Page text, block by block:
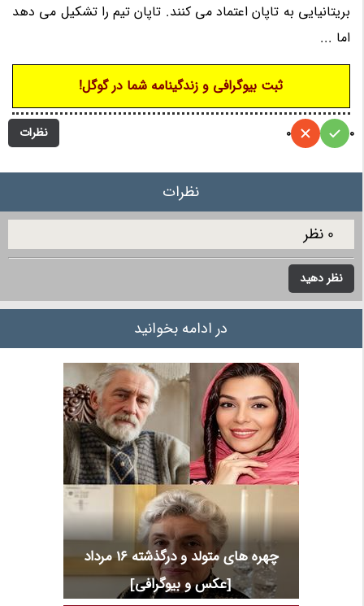
بریتانیایی به تاپان اعتماد می کنند. تاپان تیم را تشکیل می دهد
اما ...
ثبت بیوگرافی و زندگینامه شما در گوگل!
نظرات 0
0
نظرات
0 نظر
نظر دهید
در ادامه بخوانید
چهره های متولد و درگذشته 16 مرداد
[عکس و بیوگرافی]